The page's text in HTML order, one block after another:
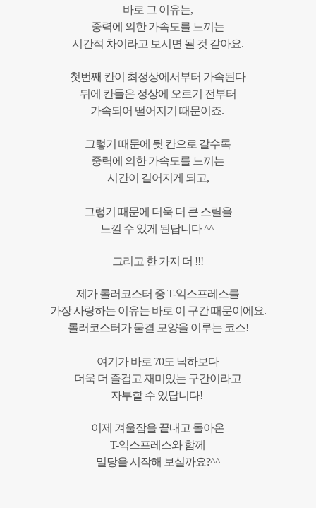
바로 그 이유는,
중력에 의한 가속도를 느끼는
시간적 차이라고 보시면 될 것 같아요.
첫번째 칸이 최정상에서부터 가속된다
뒤에 칸들은 정상에 오르기 전부터
가속되어 떨어지기 때문이죠.
그렇기 때문에 뒷 칸으로 갈수록
중력에 의한 가속도를 느끼는
시간이 길어지게 되고,
그렇기 때문에 더욱 더 큰 스릴을
느낄 수 있게 된답니다 ^^
그리고 한 가지 더 !!!
제가 롤러코스터 중 T-익스프레스를
가장 사랑하는 이유는 바로 이 구간 때문이에요.
롤러코스터가 물결 모양을 이루는 코스!
여기가 바로 70도 낙하보다
더욱 더 즐겁고 재미있는 구간이라고
자부할 수 있답니다!
이제 겨울잠을 끝내고 돌아온
T-익스프레스와 함께
밀당을 시작해 보실까요?^^